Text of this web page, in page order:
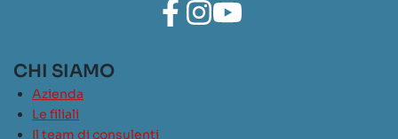
CHI SIAMO
Azienda
Le filiali
Il team di consulenti